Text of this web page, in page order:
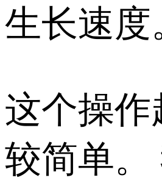
生长速度
这个操作
较简单。